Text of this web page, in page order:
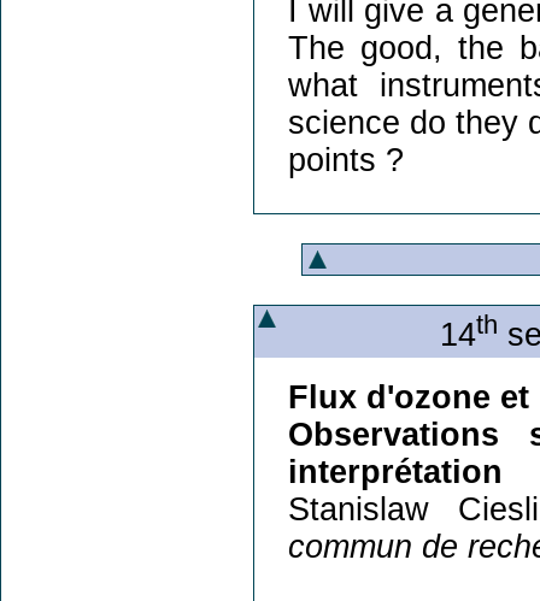
I will give a
The good, the
what
science do they
points ?
14th
Flux d'ozone
interprétation
Stanislaw
commun de